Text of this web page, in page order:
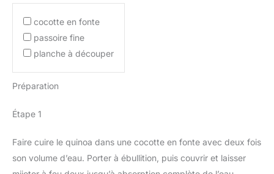
cocotte en fonte
passoire fine
planche à découper
Préparation
Étape 1
Faire cuire le quinoa dans une cocotte en fonte avec deux fois
son volume d’eau. Porter à ébullition, puis couvrir et laisser